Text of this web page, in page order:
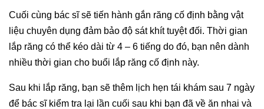
Cuối cùng bác sĩ sẽ tiến hành gắn răng cố định bằng vật
liệu chuyên dụng đảm bảo độ sát khít tuyệt đối. Thời gian
lắp răng có thể kéo dài từ 4 – 6 tiếng do đó, bạn nên dành
nhiều thời gian cho buổi lắp răng cố định này.
Sau khi lắp răng, bạn sẽ thêm lịch hẹn tái khám sau 7 ngày
để bác sĩ kiểm tra lại lần cuối sau khi bạn đã về ăn nhai và